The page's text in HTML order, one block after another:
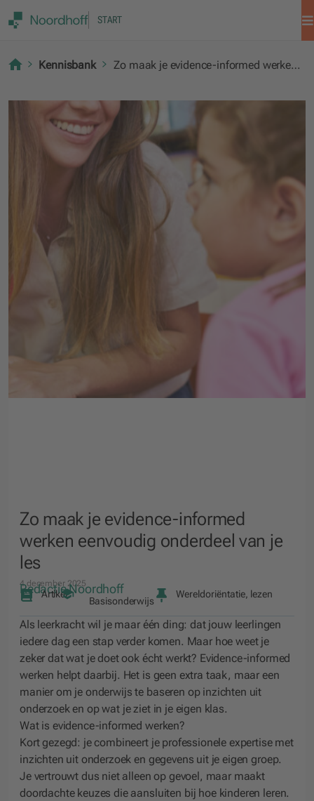
START
Kennisbank Zo maak je evidence-informed werken eenvoudig onderdeel van je les
Zo maak je evidence-informed
werken eenvoudig onderdeel van je
les
4 december 2025
Redactie Noordhoff
Artikel
Basisonderwijs
Wereldoriëntatie, lezen
Als leerkracht wil je maar één ding: dat jouw leerlingen
iedere dag een stap verder komen. Maar hoe weet je
zeker dat wat je doet ook écht werkt? Evidence-informed
werken helpt daarbij. Het is geen extra taak, maar een
manier om je onderwijs te baseren op inzichten uit
onderzoek en op wat je ziet in je eigen klas.
Wat is evidence-informed werken?
Kort gezegd: je combineert je professionele expertise met
inzichten uit onderzoek en gegevens uit je eigen groep.
Je vertrouwt dus niet alleen op gevoel, maar maakt
doordachte keuzes die aansluiten bij hoe kinderen leren.